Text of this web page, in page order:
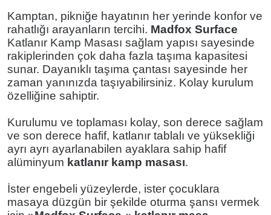
Kamptan, pikniğe hayatının her yerinde konfor ve
rahatlığı arayanların tercihi. Madfox Surface
Katlanır Kamp Masası sağlam yapısı sayesinde
rakiplerinden çok daha fazla taşıma kapasitesi
sunar. Dayanıklı taşıma çantası sayesinde her
zaman yanınızda taşıyabilirsiniz. Kolay kurulum
özelliğine sahiptir.
Kurulumu ve toplaması kolay, son derece sağlam
ve son derece hafif, katlanır tablalı ve yüksekliği
ayrı ayrı ayarlanabilen ayaklara sahip hafif
alüminyum katlanır kamp masası.
İster engebeli yüzeylerde, ister çocuklara
masaya düzgün bir şekilde oturma şansı vermek